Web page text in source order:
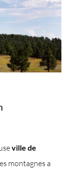
ville de
montagnes a